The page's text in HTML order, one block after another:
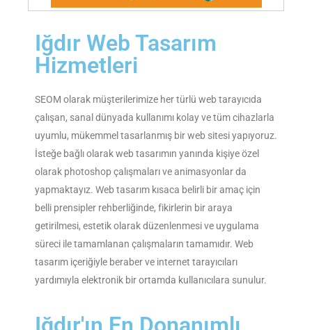
Iğdır Web Tasarım
Hizmetleri
SEOM olarak müşterilerimize her türlü web tarayıcıda
çalışan, sanal dünyada kullanımı kolay ve tüm cihazlarla
uyumlu, mükemmel tasarlanmış bir web sitesi yapıyoruz.
İsteğe bağlı olarak web tasarımın yanında kişiye özel
olarak photoshop çalışmaları ve animasyonlar da
yapmaktayız. Web tasarım kısaca belirli bir amaç için
belli prensipler rehberliğinde, fikirlerin bir araya
getirilmesi, estetik olarak düzenlenmesi ve uygulama
süreci ile tamamlanan çalışmaların tamamıdır. Web
tasarım içeriğiyle beraber ve internet tarayıcıları
yardımıyla elektronik bir ortamda kullanıcılara sunulur.